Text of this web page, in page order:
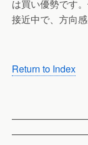
は買い優勢です
接近中で、方向感
Return to Index